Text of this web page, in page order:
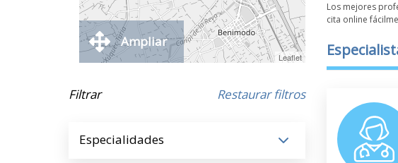
Leaflet
Ampliar
Filtrar Restaurar filtros
Especialidades
Los mejores
cita online